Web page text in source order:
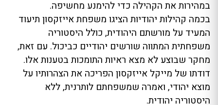
במהירות את הקהילה כדי להימנע מחשיפה.
בכמה קהילות יהודיות הציגו משפחת אייזקסון תיעוד
המעיד על מורשתם היהודית, כולל היסטוריה
משפחתית המתווה שורשים יהודיים כביכול. עם זאת,
מחקר שבוצע לא מצא ראיות התומכות בטענות אלו.
דודתו של מייקל אייזקסון הפריכה את הצהרותיו על
מוצא יהודי, ואמרה שמשפחתם לותרנית, ללא
היסטוריה יהודית.